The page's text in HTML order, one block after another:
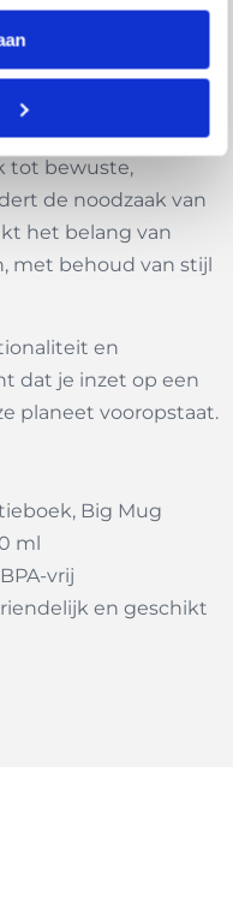
cadeau
alleen praktische
tot bewuste,
de noodzaak van
het belang van
met behoud van stijl
en
dat je inzet op een
planeet vooropstaat.
Big Mug
ml
vrij
en geschikt